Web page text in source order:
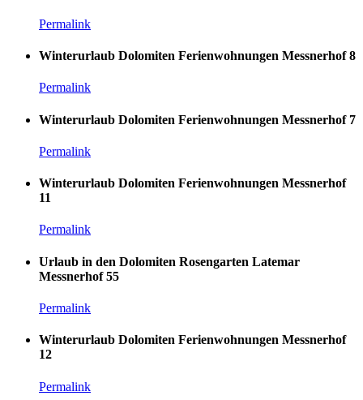
Permalink
Winterurlaub Dolomiten Ferienwohnungen Messnerhof 8
Permalink
Winterurlaub Dolomiten Ferienwohnungen Messnerhof 7
Permalink
Winterurlaub Dolomiten Ferienwohnungen Messnerhof
11
Permalink
Urlaub in den Dolomiten Rosengarten Latemar
Messnerhof 55
Permalink
Winterurlaub Dolomiten Ferienwohnungen Messnerhof
12
Permalink